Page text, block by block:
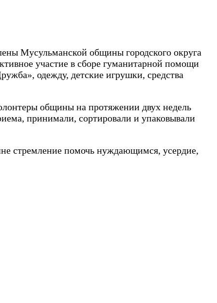
Мусульманской общины городского округа
участие в сборе гуманитарной помощи
одежду, детские игрушки, средства
общины на протяжении двух недель
принимали, сортировали и упаковывали
стремление помочь нуждающимся, усердие,